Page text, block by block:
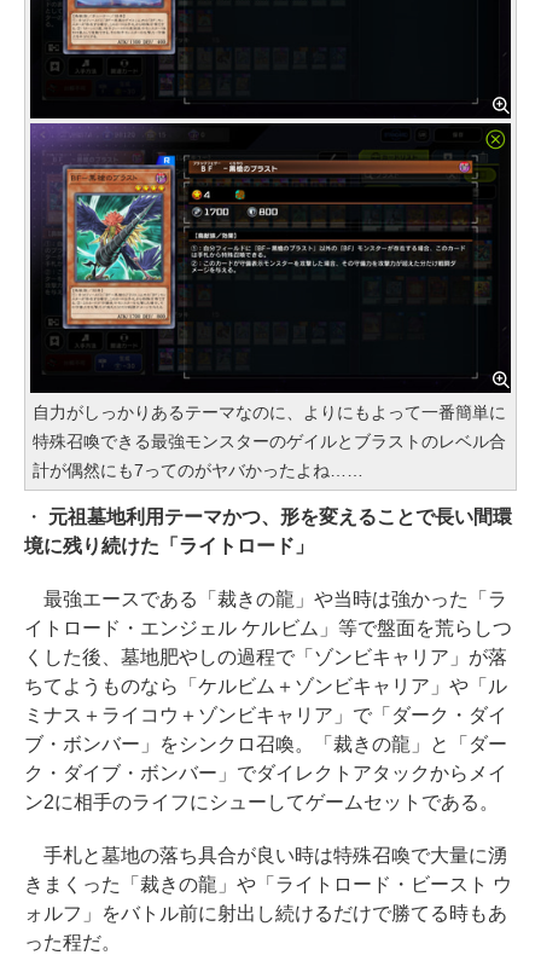
自力がしっかりあるテーマなのに、よりにもよって一番簡単に
特殊召喚できる最強モンスターのゲイルとブラストのレベル合
計が偶然にも7ってのがヤバかったよね……
・
元祖墓地利用テーマかつ、形を変えることで長い間環
境に残り続けた「ライトロード」
最強エースである「裁きの龍」や当時は強かった「ラ
イトロード・エンジェル ケルビム」等で盤面を荒らしつ
くした後、墓地肥やしの過程で「ゾンビキャリア」が落
ちてようものなら「ケルビム＋ゾンビキャリア」や「ル
ミナス＋ライコウ＋ゾンビキャリア」で「ダーク・ダイ
ブ・ボンバー」をシンクロ召喚。「裁きの龍」と「ダー
ク・ダイブ・ボンバー」でダイレクトアタックからメイ
ン2に相手のライフにシューしてゲームセットである。
手札と墓地の落ち具合が良い時は特殊召喚で大量に湧
きまくった「裁きの龍」や「ライトロード・ビースト ウ
ォルフ」をバトル前に射出し続けるだけで勝てる時もあ
った程だ。